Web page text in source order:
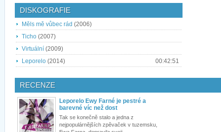
DISKOGRAFIE
Měls mě vůbec rád (2006)
Ticho (2007)
Virtuální (2009)
Leporelo (2014) 00:42:51
RECENZE
Leporelo Ewy Farné je pestré a
barevné víc než dost
Tak se konečně stalo a jedna z
nejpopulárnějších zpěvaček v tuzemsku,